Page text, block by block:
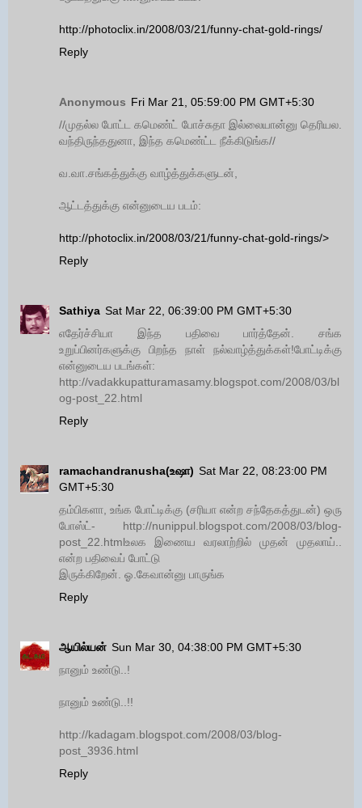
http://photoclix.in/2008/03/21/funny-chat-gold-rings/
Reply
Anonymous Fri Mar 21, 05:59:00 PM GMT+5:30
//முதல்ல போட்ட கமெண்ட் போச்சுதா இல்லையான்னு தெரியல.
வந்திருந்ததுனா, இந்த கமெண்ட்ட நீக்கிடுங்க//
வ.வா.சங்கத்துக்கு வாழ்த்துக்களுடன்,
ஆட்டத்துக்கு என்னுடைய படம்:
http://photoclix.in/2008/03/21/funny-chat-gold-rings/>
Reply
Sathiya Sat Mar 22, 06:39:00 PM GMT+5:30
எதேர்ச்சியா இந்த பதிவை பார்த்தேன். சங்க
உறுப்பினர்களுக்கு பிறந்த நாள் நல்வாழ்த்துக்கள்!போட்டிக்கு
என்னுடைய படங்கள்:
http://vadakkupatturamasamy.blogspot.com/2008/03/bl
og-post_22.html
Reply
ramachandranusha(உஷா) Sat Mar 22, 08:23:00 PM
GMT+5:30
தம்பிகளா, உங்க போட்டிக்கு (சரியா என்ற சந்தேகத்துடன்) ஒரு
போஸ்ட்- http://nunippul.blogspot.com/2008/03/blog-
post_22.htmlஉலக இணைய வரலாற்றில் முதன் முதலாய்..
என்ற பதிவைப் போட்டு
இருக்கிறேன். ஓ.கேவான்னு பாருங்க
Reply
ஆயில்யன் Sun Mar 30, 04:38:00 PM GMT+5:30
நானும் உண்டு..!
நானும் உண்டு..!!
http://kadagam.blogspot.com/2008/03/blog-
post_3936.html
Reply